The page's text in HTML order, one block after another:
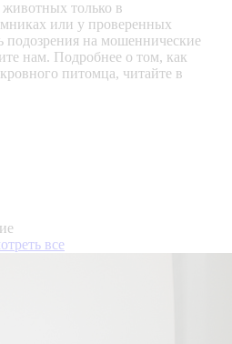
только в
или у проверенных
подозрения на мошеннические
нам. Подробнее о том, как
питомца, читайте в
все